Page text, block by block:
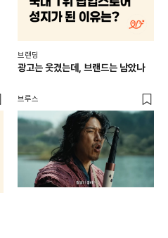
브랜딩
광고는 웃겼는데, 브랜드는 남았나
브루스